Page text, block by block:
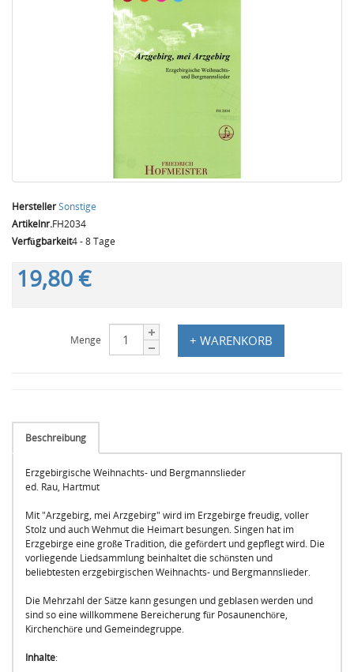
HerstellerSonstige
Artikelnr.FH2034
Verfügbarkeit4 - 8 Tage
19,80 €
Menge + WARENKORB
Beschreibung
Erzgebirgische Weihnachts- und Bergmannslieder
ed. Rau, Hartmut
Mit "Arzgebirg, mei Arzgebirg" wird im Erzgebirge freudig, voller
Stolz und auch Wehmut die Heimart besungen. Singen hat im
Erzgebirge eine große Tradition, die gefördert und gepflegt wird. Die
vorliegende Liedsammlung beinhaltet die schönsten und
beliebtesten erzgebirgischen Weihnachts- und Bergmannslieder.
Die Mehrzahl der Sätze kann gesungen und geblasen werden und
sind so eine willkommene Bereicherung für Posaunenchöre,
Kirchenchöre und Gemeindegruppe.
Inhalte: